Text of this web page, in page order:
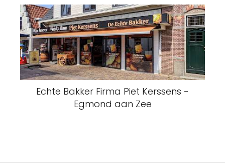
Echte Bakker Firma Piet Kerssens -
Egmond aan Zee